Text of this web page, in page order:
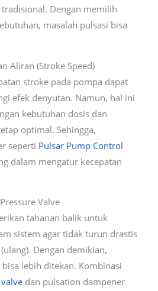
Dengan memilih
masalah pulsasi bisa
Aliran (Stroke Speed)
stroke pada pompa dapat
efek denyutan. Namun, hal ini
kebutuhan dosis dan
optimal. Sehingga,
seperti Pulsar Pump Control
dalam mengatur kecepatan
Valve
tahanan balik untuk
sistem agar tidak turun drastis
Dengan demikian,
lebih ditekan. Kombinasi
dan pulsation dampener